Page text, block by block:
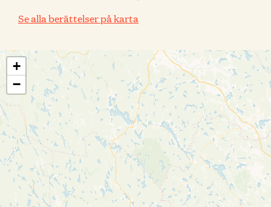
Se alla berättelser på karta
+
−